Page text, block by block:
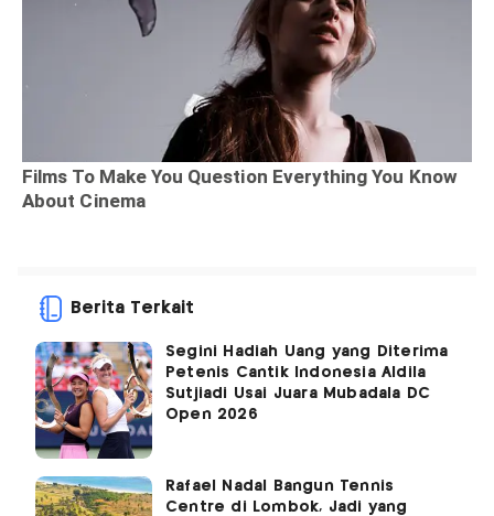
Berita Terkait
Segini Hadiah Uang yang Diterima
Petenis Cantik Indonesia Aldila
Sutjiadi Usai Juara Mubadala DC
Open 2026
Rafael Nadal Bangun Tennis
Centre di Lombok, Jadi yang